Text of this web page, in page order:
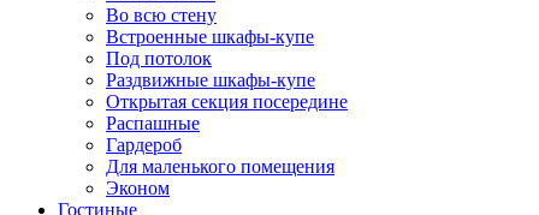
Во всю стену
Встроенные шкафы-купе
Под потолок
Раздвижные шкафы-купе
Открытая секция посередине
Распашные
Гардероб
Для маленького помещения
Эконом
Гостиные